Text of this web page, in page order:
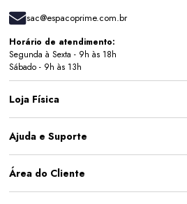
sac@espacoprime.com.br
Horário de atendimento:
Segunda à Sexta - 9h às 18h
Sábado - 9h às 13h
Loja Física
Ajuda e Suporte
Área do Cliente